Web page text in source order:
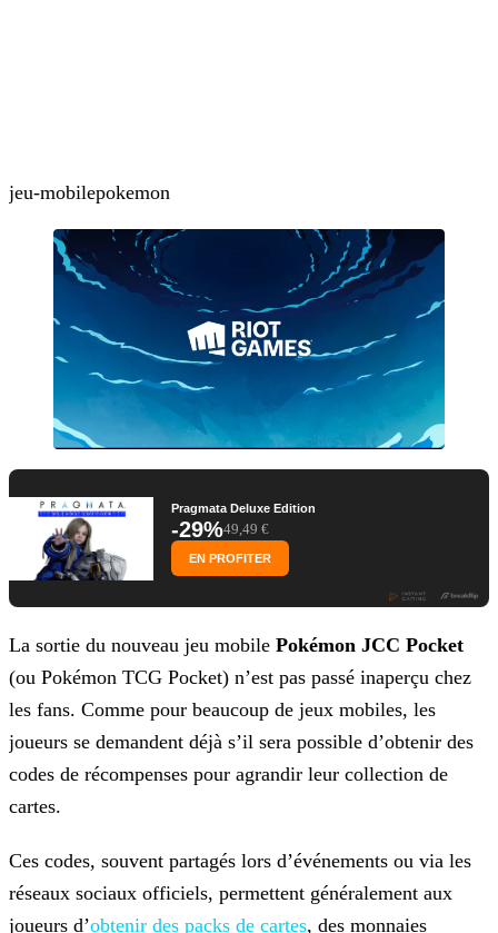
jeu-mobilepokemon
Pragmata Deluxe Edition
-29%49,49 €
EN PROFITER
La sortie du nouveau jeu mobile Pokémon JCC Pocket
(ou Pokémon TCG Pocket) n’est pas passé inaperçu chez
les fans. Comme pour beaucoup de jeux mobiles, les
joueurs se demandent déjà s’il sera possible d’obtenir des
codes de récompenses pour agrandir leur collection de
cartes.
Ces codes, souvent partagés lors d’événements ou via les
réseaux sociaux officiels, permettent généralement aux
joueurs d’obtenir des packs de cartes, des monnaies